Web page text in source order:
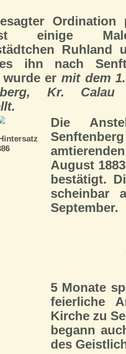
Ordination
einige
Ruhland
ihn nach
er mit dem
Kr. Calau
Die
August
bestätigt.
scheinbar
September.
5 Monate
feierliche
Kirche zu
begann
des